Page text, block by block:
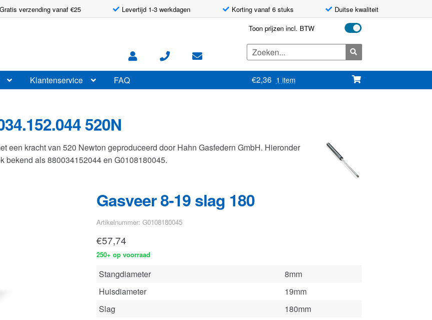
Gratis verzending vanaf €25 Levertijd 1-3 werkdagen Korting vanaf 6 stuks Duitse kwaliteit
Toon prijzen incl. BTW
Zoeken
naar:
Klantenservice FAQ €2,36 1 item
520N
een kracht van 520 Newton geproduceerd door Hahn Gasfedern GmbH. Hieronder
bekend als 880034152044 en G0108180045.
Gasveer 8-19 slag 180
Artikelnummer: G0108180045
€57,74
250+ op voorraad
Stangdiameter
8mm
Huisdiameter
19mm
Slag
180mm